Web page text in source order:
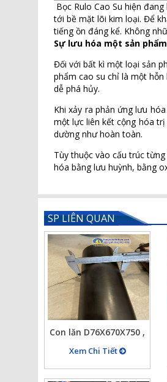
Bọc Rulo Cao Su hiện
tới bề mặt lõi kim loại. Để
tiếng ồn đáng kể. Không
Sự lưu hóa một sản
Đối với bất kì một loại sản
phẩm cao su chỉ là một
dễ phá hủy.
Khi xảy ra phản ứng lưu
một lực liên kết cộng hóa
dường như hoàn toàn.
Tùy thuộc vào cấu trúc
hóa bằng lưu huỳnh, bằng
SP LIÊN QUAN
Con lăn D76X670X750 ,
dày 2.5mm đường kính
trục D20
Xem Chi Tiết